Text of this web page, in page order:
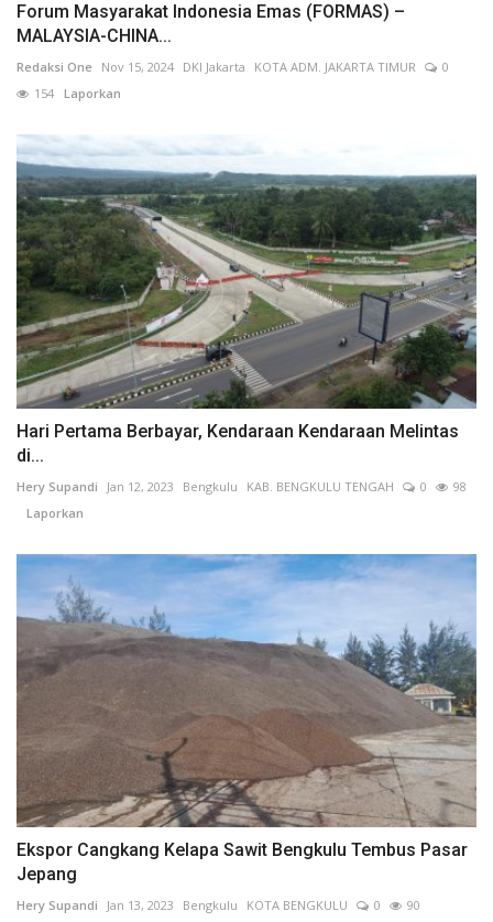
Forum Masyarakat Indonesia Emas (FORMAS) –
MALAYSIA-CHINA...
Redaksi One Nov 15, 2024 DKI Jakarta KOTA ADM. JAKARTA TIMUR
0
154 Laporkan
Hari Pertama Berbayar, Kendaraan Kendaraan Melintas
di...
Hery Supandi Jan 12, 2023 Bengkulu KAB. BENGKULU TENGAH 0
98
Laporkan
Ekspor Cangkang Kelapa Sawit Bengkulu Tembus Pasar
Jepang
Hery Supandi Jan 13, 2023 Bengkulu KOTA BENGKULU 0
90